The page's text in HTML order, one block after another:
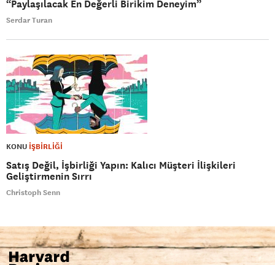
“Paylaşılacak En Değerli Birikim Deneyim”
Serdar Turan
KONU İŞBİRLİĞİ
Satış Değil, İşbirliği Yapın: Kalıcı Müşteri İlişkileri
Geliştirmenin Sırrı
Christoph Senn